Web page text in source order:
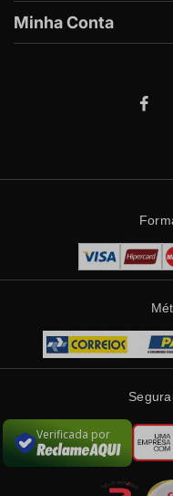
Minha Conta
Verificada por